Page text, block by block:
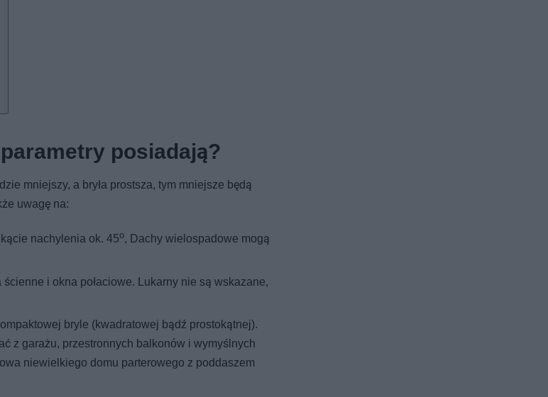
posiadają?
mniejszy, a bryła prostsza, tym mniejsze będą
uwagę na:
nachylenia ok. 45o, Dachy wielospadowe mogą
i okna połaciowe. Lukarny nie są wskazane,
bryle (kwadratowej bądź prostokątnej).
z garażu, przestronnych balkonów i wymyślnych
niewielkiego domu parterowego z poddaszem